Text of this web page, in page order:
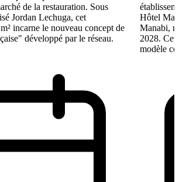
de la restauration. Sous
Jordan Lechuga, cet
incarne le nouveau concept de
développé par le réseau.
Hôtel
Manabi,
2028.
modèle